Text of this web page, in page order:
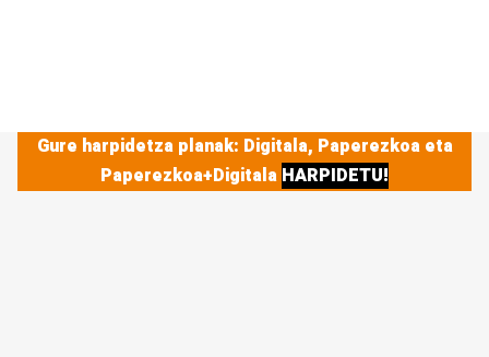
Gure harpidetza planak: Digitala, Paperezkoa eta
Paperezkoa+Digitala HARPIDETU!